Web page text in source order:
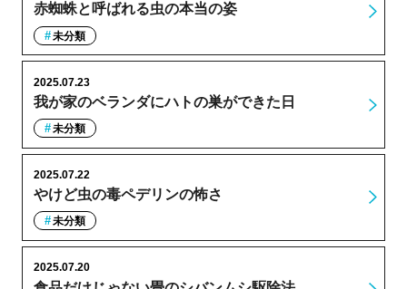
赤蜘蛛と呼ばれる虫の本当の姿
未分類
我が家のベランダにハトの巣ができた日
2025.07.23
未分類
やけど虫の毒ペデリンの怖さ
2025.07.22
未分類
2025.07.20